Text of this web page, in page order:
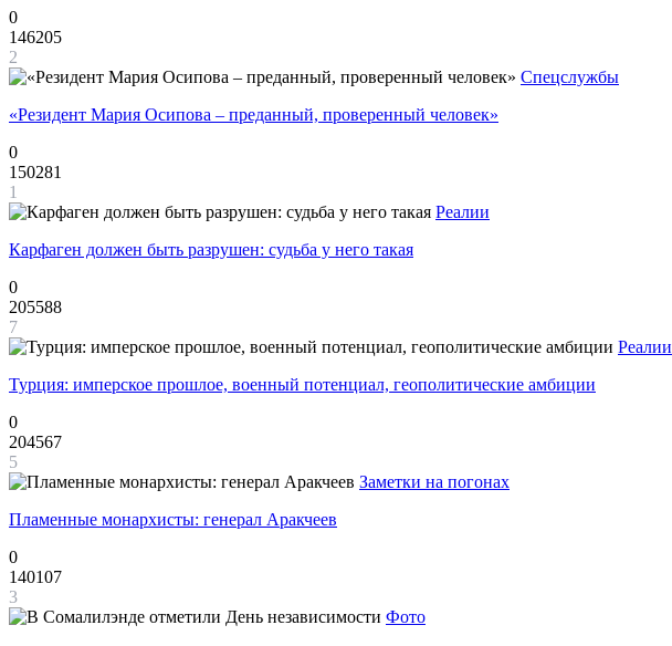
0
146205
2
Спецслужбы
«Резидент Мария Осипова – преданный, проверенный человек»
0
150281
1
Реалии
Карфаген должен быть разрушен: судьба у него такая
0
205588
7
Реалии
Турция: имперское прошлое, военный потенциал, геополитические амбиции
0
204567
5
Заметки на погонах
Пламенные монархисты: генерал Аракчеев
0
140107
3
Фото